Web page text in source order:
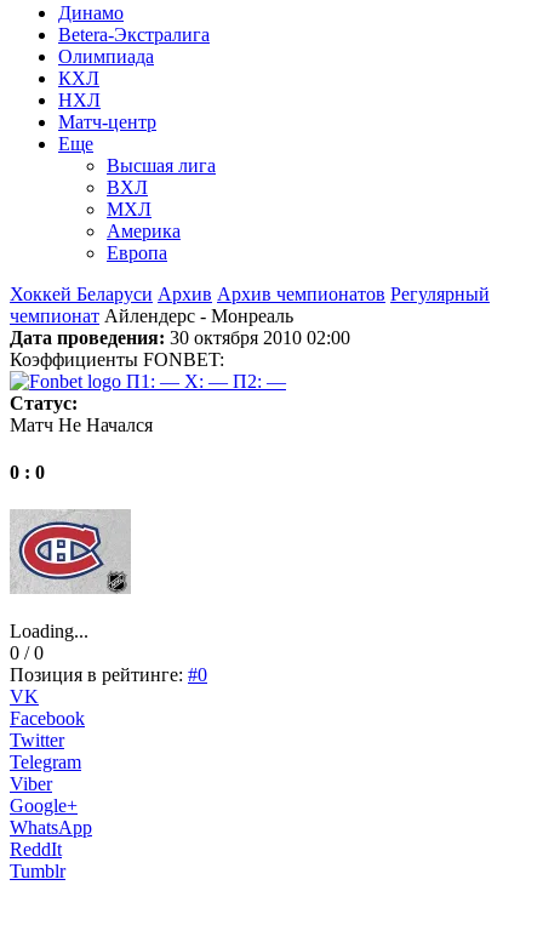
Динамо
Betera-Экстралига
Олимпиада
КХЛ
НХЛ
Матч-центр
Еще
Высшая лига
ВХЛ
МХЛ
Америка
Европа
Хоккей Беларуси Архив Архив чемпионатов Регулярный
чемпионат Айлендерс - Монреаль
Дата проведения: 30 октября 2010 02:00
Коэффициенты FONBET:
П1: — X: — П2: —
Статус:
Матч Не Начался
0 : 0
Loading...
0 / 0
Позиция в рейтинге: #0
VK
Facebook
Twitter
Telegram
Viber
Google+
WhatsApp
ReddIt
Tumblr